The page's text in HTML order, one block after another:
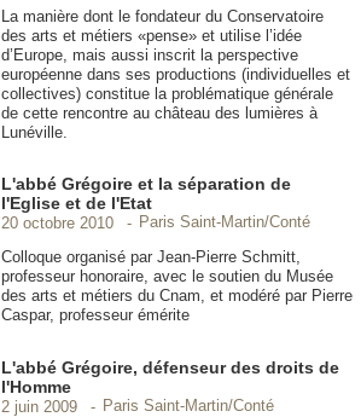
La manière dont le fondateur du Conservatoire
des arts et métiers «pense» et utilise l’idée
d’Europe, mais aussi inscrit la perspective
européenne dans ses productions (individuelles et
collectives) constitue la problématique générale
de cette rencontre au château des lumières à
Lunéville.
L'abbé Grégoire et la séparation de
l'Eglise et de l'Etat
20 octobre 2010
Paris Saint-Martin/Conté
Colloque organisé par Jean-Pierre Schmitt,
professeur honoraire, avec le soutien du Musée
des arts et métiers du Cnam, et modéré par Pierre
Caspar, professeur émérite
L'abbé Grégoire, défenseur des droits de
l'Homme
2 juin 2009
Paris Saint-Martin/Conté